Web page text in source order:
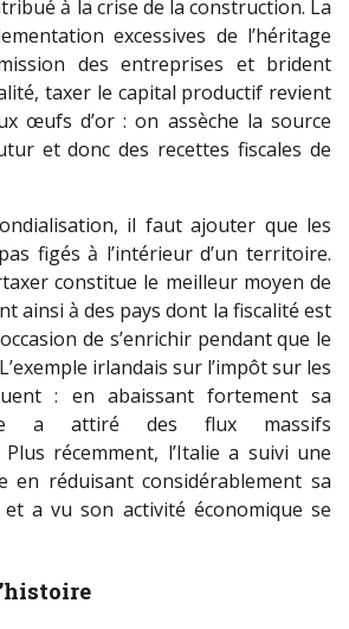
à la crise de la construction. La
excessives de l’héritage
des entreprises et brident
taxer le capital productif revient
œufs d’or : on assèche la source
et donc des recettes fiscales de
il faut ajouter que les
figés à l’intérieur d’un territoire.
constitue le meilleur moyen de
ainsi à des pays dont la fiscalité est
de s’enrichir pendant que le
irlandais sur l’impôt sur les
: en abaissant fortement sa
a attiré des flux massifs
Plus récemment, l’Italie a suivi une
en réduisant considérablement sa
et a vu son activité économique se